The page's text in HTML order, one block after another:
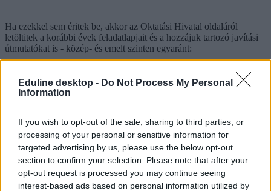
Eduline desktop - Do Not Process My Personal
Information
If you wish to opt-out of the sale, sharing to third parties, or
processing of your personal or sensitive information for
targeted advertising by us, please use the below opt-out
section to confirm your selection. Please note that after your
opt-out request is processed you may continue seeing
interest-based ads based on personal information utilized by
Ha ezekkel sem éritek be, akkor az Oktatási Hivatal oldaláról
letöltitek a korábbi évek feladatlapjait és a hozzájuk tartozó javítási
útmutatókat is - közép- és emelt szinten egyaránt: